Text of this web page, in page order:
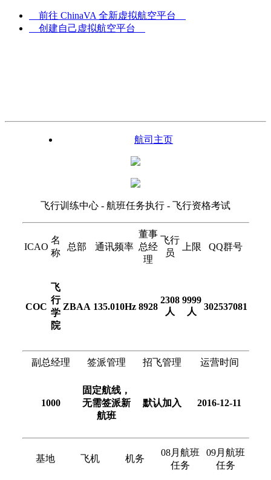
前往 ChinaVA 全新虚拟航空平台
创建自己虚拟航空平台
航司主页
飞行训练中心 - 航班任务执行 - 飞行资格考试
ICAO
名
称
总部 通讯频率
董事
总经
理
飞行
员
上限 QQ群号
COC
飞
行
学
院
ZBAA 135.010Hz 8928
2308
人
9999
人
302537081
副总经理 签派管理 招飞管理 运营时间
1000
固定航线，
无需签派新
航班
默认加入 2016-12-11
基地 飞机 机务
08月航班
任务
09月航班
任务